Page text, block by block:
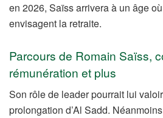
en 2026, Saïss arrivera à un âge
envisagent la retraite.
Parcours de Romain Saïss,
rémunération et plus
Son rôle de leader pourrait lui
prolongation d’Al Sadd.